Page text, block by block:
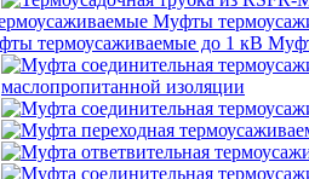
Муфты
маслопропитанной изоляции